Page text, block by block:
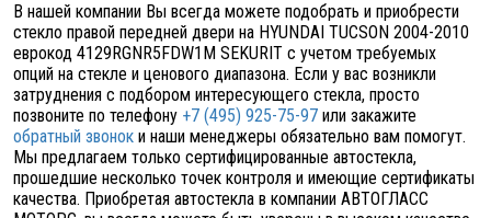
В нашей компании Вы всегда можете подобрать и приобрести
стекло правой передней двери на HYUNDAI TUCSON 2004-2010
еврокод 4129RGNR5FDW1M SEKURIT с учетом требуемых
опций на стекле и ценового диапазона. Если у вас возникли
затруднения с подбором интересующего стекла, просто
позвоните по телефону +7 (495) 925-75-97 или закажите
обратный звонок и наши менеджеры обязательно вам помогут.
Мы предлагаем только сертифицированные автостекла,
прошедшие несколько точек контроля и имеющие сертификаты
качества. Приобретая автостекла в компании АВТОГЛАСС